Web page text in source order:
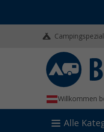
Willkommen
Alle